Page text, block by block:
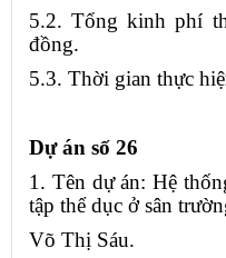
5.2. Tổng kinh phí
đồng.
5.3. Thời gian thực
Dự án số 26
1. Tên dự án: Hệ
tập thể dục ở sân
Võ Thị Sáu.